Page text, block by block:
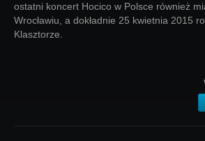
ostatni koncert Hocico w Polsce również
Wrocławiu, a dokładnie 25 kwietnia 2015
Klasztorze.